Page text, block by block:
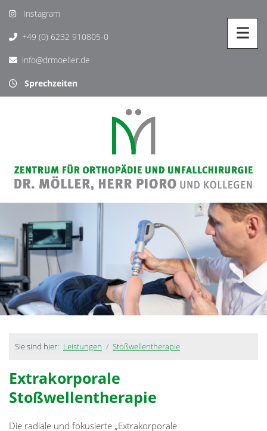
Instagram
+49 (0) 6232 910805-0
info@drmoeller.de
Sprechzeiten
Sie sind hier: Leistungen Stoßwellentherapie
Extrakorporale
Stoßwellentherapie
Die radiale und fokusierte „Extrakorporale